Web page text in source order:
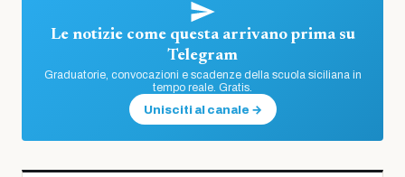
Le notizie come questa arrivano prima su
Telegram
Graduatorie, convocazioni e scadenze della scuola siciliana in
tempo reale. Gratis.
Unisciti al canale →